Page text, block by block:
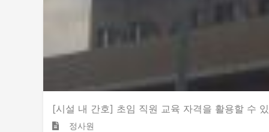
[시설 내 간호] 초임 직원 교육 자격을 활용할 수
정사원